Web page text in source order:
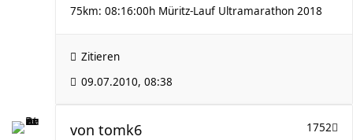
75km: 08:16:00h Müritz-Lauf Ultramarathon 2018
Zitieren
09.07.2010, 08:38
1752
von tomk6